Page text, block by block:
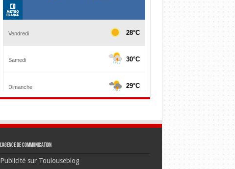
L’agence de communication
Publicité sur Toulouseblog